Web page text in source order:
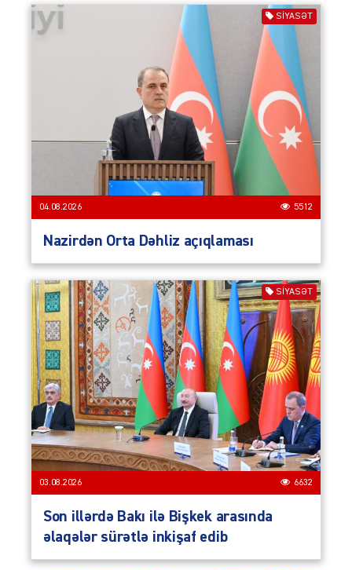
SIYASƏT
04.08.2026 5512
Nazirdən Orta Dəhliz açıqlaması
SIYASƏT
03.08.2026 6632
Son illərdə Bakı ilə Bişkek arasında
əlaqələr sürətlə inkişaf edib